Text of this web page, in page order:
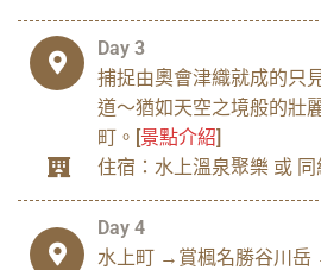
Day 3
捕捉由奧會津織就成的只
道～猶如天空之境般的壯
町。[景點介紹]
住宿：水上溫泉聚樂 或 同
Day 4
水上町 →賞楓名勝谷川